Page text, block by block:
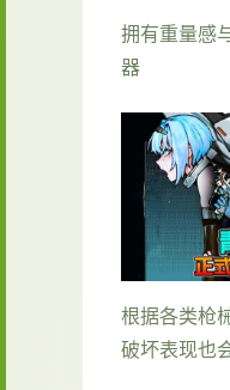
拥有重量感
器
根据各类枪
破坏表现也